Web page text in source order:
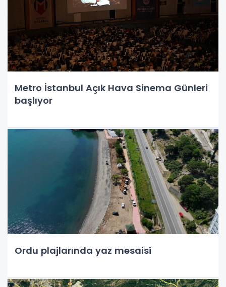
Metro İstanbul Açık Hava Sinema Günleri
başlıyor
Ordu plajlarında yaz mesaisi